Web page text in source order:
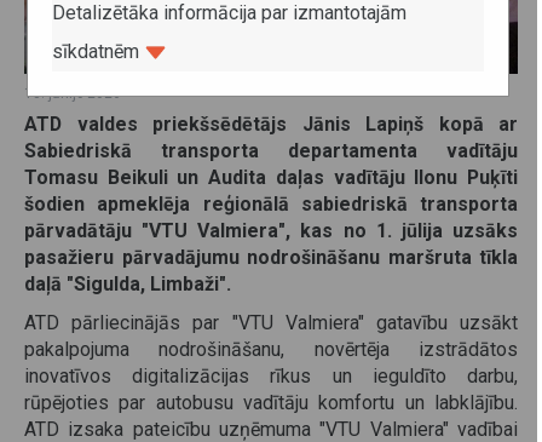
18. jūnijs 2026
ATD valdes priekšsēdētājs Jānis Lapiņš kopā ar
Sabiedriskā transporta departamenta vadītāju
Tomasu Beikuli un Audita daļas vadītāju Ilonu Puķīti
šodien apmeklēja reģionālā sabiedriskā transporta
pārvadātāju "VTU Valmiera", kas no 1. jūlija uzsāks
pasažieru pārvadājumu nodrošināšanu maršruta tīkla
daļā "Sigulda, Limbaži".
ATD pārliecinājās par "VTU Valmiera" gatavību uzsākt
pakalpojuma nodrošināšanu, novērtēja izstrādātos
inovatīvos digitalizācijas rīkus un ieguldīto darbu,
rūpējoties par autobusu vadītāju komfortu un labklājību.
ATD izsaka pateicību uzņēmuma "VTU Valmiera" vadībai
Detalizētāka informācija par izmantotajām
sīkdatnēm